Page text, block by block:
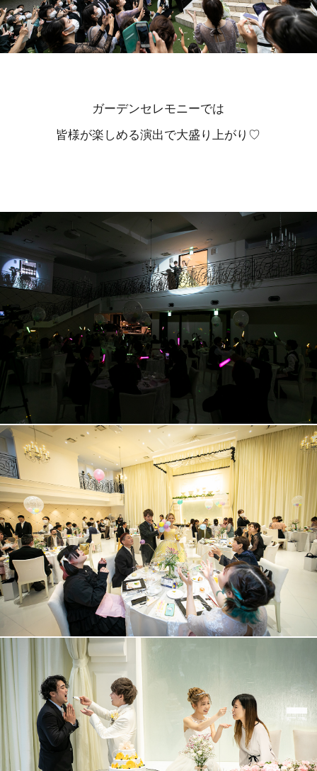
ガーデンセレモニーでは
皆様が楽しめる演出で大盛り上がり♡